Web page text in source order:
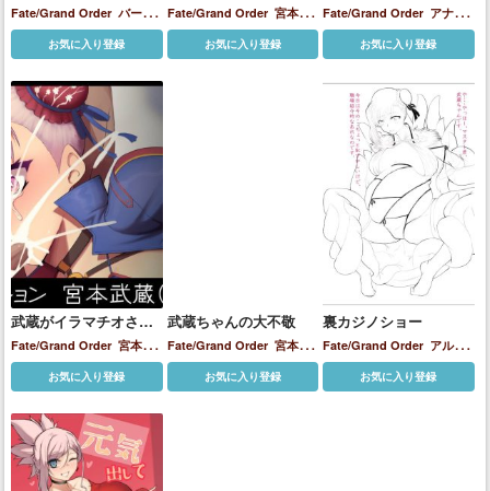
パイ活動
Fate/Grand Order バーゲ
ストブリトマート宮本武蔵
源頼光
お気に入り登録
ショー!
Fate/Grand Order 宮本武
蔵
お気に入り登録
VS皇女 性杯争奪戦
Fate/Grand Order アナス
タシア・ニコラエヴナ・ロ
マノヴァ宮本武蔵
お気に入り登録
武蔵がイラマチオさせ
られながらバックで犯
されちゃう!!
Fate/Grand Order 宮本武
蔵
お気に入り登録
武蔵ちゃんの大不敬
Fate/Grand Order 宮本武
蔵
お気に入り登録
裏カジノショー
Fate/Grand Order アルト
リア・ペンドラゴン(ランサ
ー)
宮本武蔵
お気に入り登録